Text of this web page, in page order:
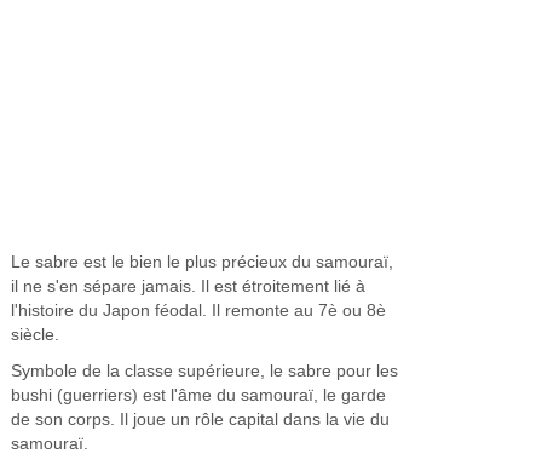
Le sabre est le bien le plus précieux du samouraï,
il ne s'en sépare jamais. Il est étroitement lié à
l'histoire du Japon féodal. Il remonte au 7è ou 8è
siècle.
Symbole de la classe supérieure, le sabre pour les
bushi (guerriers) est l'âme du samouraï, le garde
de son corps. Il joue un rôle capital dans la vie du
samouraï.